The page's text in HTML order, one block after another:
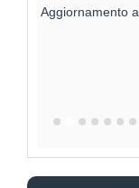
Aggiornamento